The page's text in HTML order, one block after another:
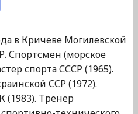
в Кричеве Могилевской
Спортсмен (морское
спорта СССР (1965).
ССР (1972).
Тренер